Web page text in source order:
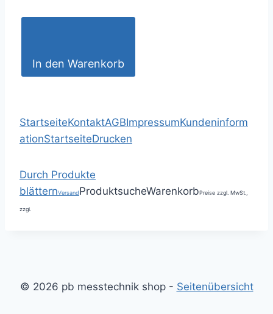
In den Warenkorb
StartseiteKontaktAGBImpressumKundeninform
ationStartseiteDrucken
Durch Produkte
blätternVersandProduktsucheWarenkorbPreise zzgl. MwSt.,
zzgl.
© 2026 pb messtechnik shop - Seitenübersicht